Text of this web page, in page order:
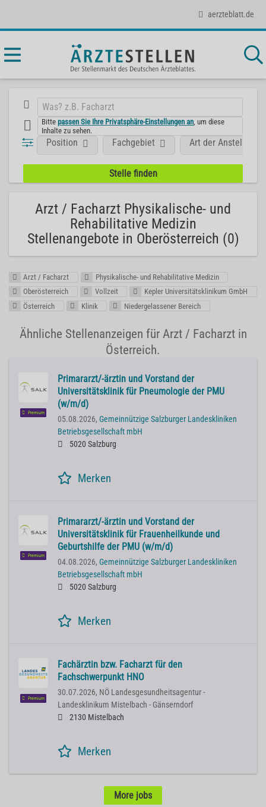
aerzteblatt.de
Bittepassen Sie Ihre Privatsphäre-Einstellungen an , um diese
Inhalte zu sehen.
Position Fachgebiet Art der Anstellung
Arzt / Facharzt Physikalische- und
Rehabilitative Medizin
Stellenangebote in Oberösterreich (0)
Arzt / Facharzt
Physikalische- und Rehabilitative Medizin
Oberösterreich
Vollzeit
Kepler Universitätsklinikum GmbH
Österreich
Klinik Niedergelassener Bereich
Ähnliche Stellenanzeigen für Arzt / Facharzt in
Österreich.
Premium
Primararzt/-ärztin und Vorstand der
Universitätsklinik für Pneumologie der PMU
(w/m/d)
05.08.2026, Gemeinnützige Salzburger Landeskliniken
Betriebsgesellschaft mbH
5020 Salzburg
Merken
Premium
Primararzt/-ärztin und Vorstand der
Universitätsklinik für Frauenheilkunde und
Geburtshilfe der PMU (w/m/d)
04.08.2026, Gemeinnützige Salzburger Landeskliniken
Betriebsgesellschaft mbH
5020 Salzburg
Merken
Premium
Fachärztin bzw. Facharzt für den
Fachschwerpunkt HNO
30.07.2026, NÖ Landesgesundheitsagentur -
Landesklinikum Mistelbach - Gänserndorf
2130 Mistelbach
Merken
More jobs